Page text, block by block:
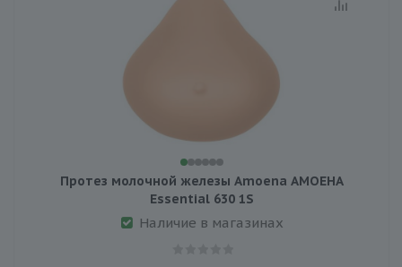
Протез молочной железы Amoena АМОЕНА
Essential 630 1S
Наличие в магазинах